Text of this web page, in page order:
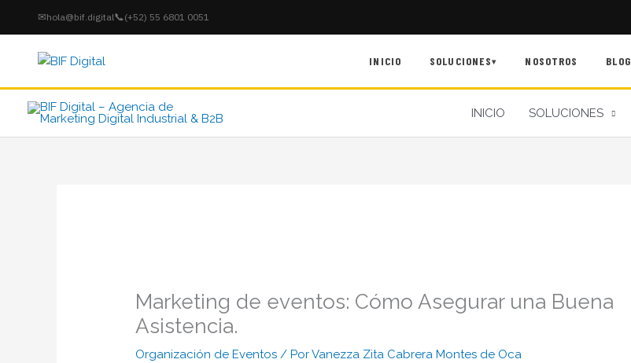
✉hola@bif.digital📞(+52) 55 6801 0051
INICIO SOLUCIONES▾ NOSOTROS BLOG
INICIO SOLUCIONES
Marketing de eventos: Cómo Asegurar una Buena
Asistencia.
Organización de Eventos / PorVanezza Zita Cabrera Montes de Oca